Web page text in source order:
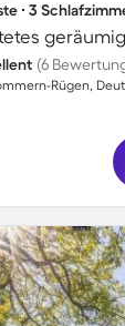
∙ 3
(6
Rügen,